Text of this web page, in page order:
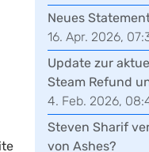
Neues
16. Apr. 2026,
Update zur
Steam Refund
4. Feb. 2026,
Steven Sharif
von Ashes?